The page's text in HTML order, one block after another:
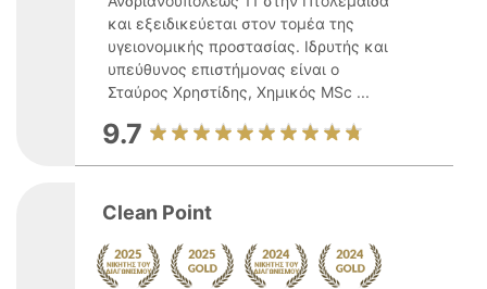
και εξειδικεύεται στον τομέα της
υγειονομικής προστασίας. Ιδρυτής και
υπεύθυνος επιστήμονας είναι ο
Σταύρος Χρηστίδης, Χημικός MSc ...
9.7
Clean Point